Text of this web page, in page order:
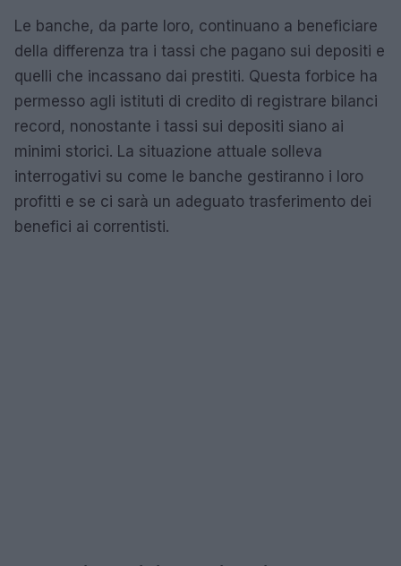
Le banche, da parte loro, continuano a beneficiare
della differenza tra i tassi che pagano sui depositi e
quelli che incassano dai prestiti. Questa forbice ha
permesso agli istituti di credito di registrare bilanci
record, nonostante i tassi sui depositi siano ai
minimi storici. La situazione attuale solleva
interrogativi su come le banche gestiranno i loro
profitti e se ci sarà un adeguato trasferimento dei
benefici ai correntisti.